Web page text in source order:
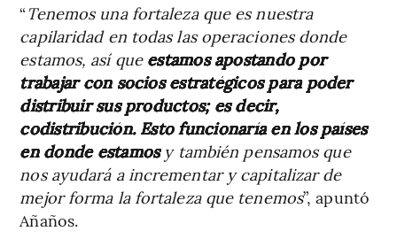
“Tenemos una fortaleza que es nuestra
capilaridad en todas las operaciones donde
estamos, así que estamos apostando por
trabajar con socios estratégicos para poder
distribuir sus productos; es decir,
codistribución. Esto funcionaría en los países
en donde estamosy también pensamos que
nos ayudará a incrementar y capitalizar de
mejor forma la fortaleza que tenemos”, apuntó
Añaños.